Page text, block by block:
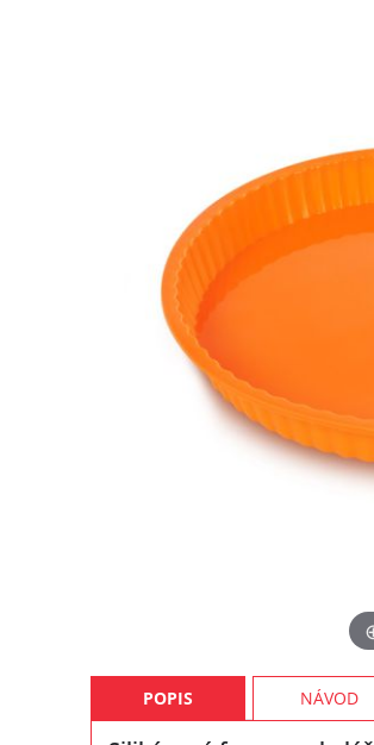
POPIS NÁVOD